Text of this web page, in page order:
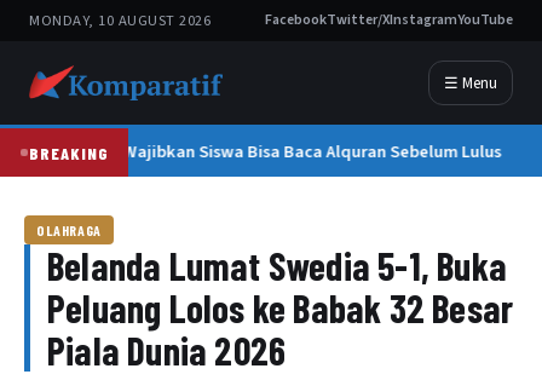
MONDAY, 10 AUGUST 2026 FacebookTwitter/XInstagramYouTube
☰ Menu
BREAKING
1 Peudada Wajibkan Siswa Bisa Baca Alquran Sebelum Lulus
OLAHRAGA
Belanda Lumat Swedia 5-1, Buka
Peluang Lolos ke Babak 32 Besar
Piala Dunia 2026